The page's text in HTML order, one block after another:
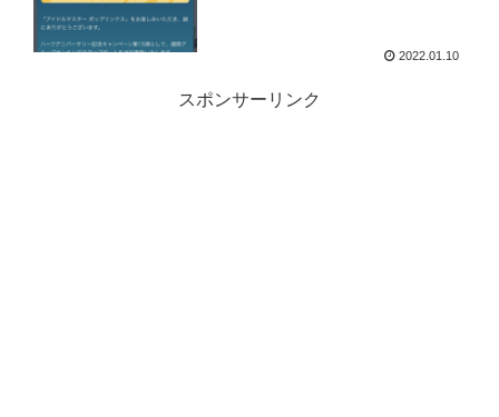
2022.01.10
スポンサーリンク